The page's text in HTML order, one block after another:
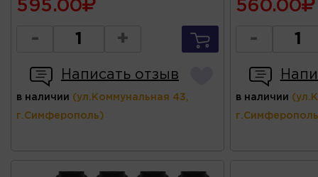
595.00
- +
Написать отзыв
в наличии (ул.Коммунальная 43,
г.Симферополь)
560.00
-
в наличии